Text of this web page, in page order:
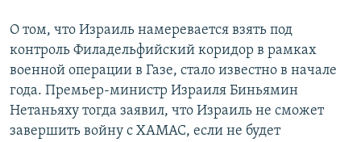
О том, что Израиль намеревается взять под
контроль Филадельфийский коридор в рамках
военной операции в Газе, стало известно в начале
года. Премьер-министр Израиля Биньямин
Нетаньяху тогда заявил, что Израиль не сможет
завершить войну с ХАМАС, если не будет